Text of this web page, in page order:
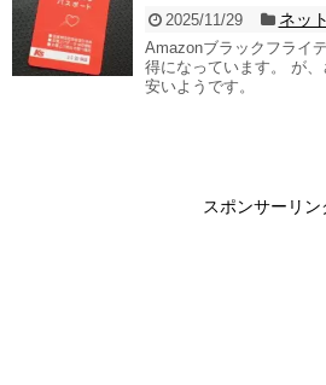
2025/11/29 ネッ
Amazonブラックフライ
得になっています。 が
安いようです。
スポンサーリン